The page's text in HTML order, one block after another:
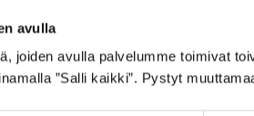
avulla
joiden avulla palvelumme toimivat
”Salli kaikki”. Pystyt